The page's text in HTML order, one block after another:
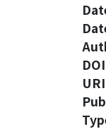
DOI
URI